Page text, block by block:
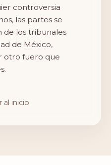
controversia
las partes se
de los tribunales
de México,
otro fuero que
al inicio